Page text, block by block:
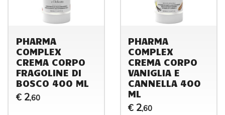
PHARMA
COMPLEX
CREMA CORPO
FRAGOLINE DI
BOSCO 400 ML
€ 2,60
PHARMA
COMPLEX
CREMA CORPO
VANIGLIA E
CANNELLA 400
ML
€ 2,60